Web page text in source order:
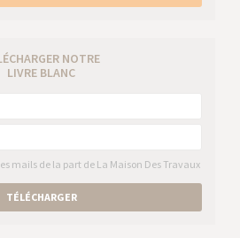
NOTRE
LIVRE BLANC
mails de la part de La Maison Des Travaux
TÉLÉCHARGER